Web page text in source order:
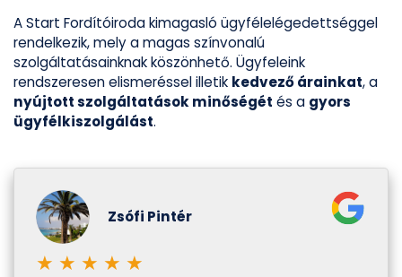
A Start Fordítóiroda kimagasló ügyfélelégedettséggel
rendelkezik, mely a magas színvonalú
szolgáltatásainknak köszönhető. Ügyfeleink
rendszeresen elismeréssel illetik kedvező árainkat, a
nyújtott szolgáltatások minőségét és a gyors
ügyfélkiszolgálást.
Zsófi Pintér
★ ★ ★ ★ ★